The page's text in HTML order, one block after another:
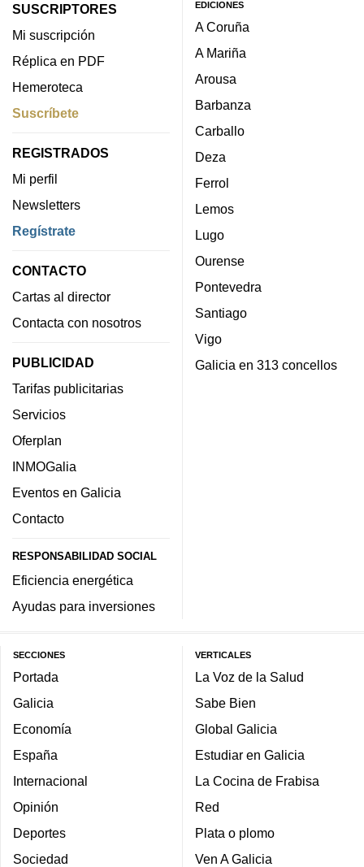
SUSCRIPTORES
Mi suscripción
Réplica en PDF
Hemeroteca
Suscríbete
REGISTRADOS
Mi perfil
Newsletters
Regístrate
CONTACTO
Cartas al director
Contacta con nosotros
PUBLICIDAD
Tarifas publicitarias
Servicios
Oferplan
INMOGalia
Eventos en Galicia
Contacto
RESPONSABILIDAD SOCIAL
Eficiencia energética
Ayudas para inversiones
EDICIONES
A Coruña
A Mariña
Arousa
Barbanza
Carballo
Deza
Ferrol
Lemos
Lugo
Ourense
Pontevedra
Santiago
Vigo
Galicia en 313 concellos
SECCIONES
Portada
Galicia
Economía
España
Internacional
Opinión
Deportes
Sociedad
VERTICALES
La Voz de la Salud
Sabe Bien
Global Galicia
Estudiar en Galicia
La Cocina de Frabisa
Red
Plata o plomo
Ven A Galicia